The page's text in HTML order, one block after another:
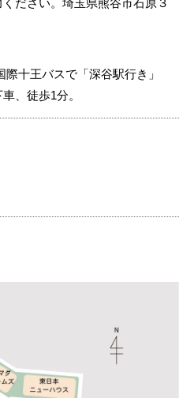
ださい。埼玉県熊谷市石原３
十王バスで「深谷駅行き」
、徒歩1分。